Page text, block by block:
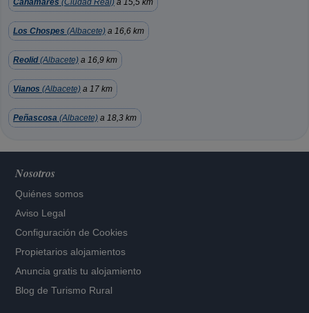
Cañamares (Ciudad Real) a 15,5 km
Los Chospes (Albacete) a 16,6 km
Reolid(Albacete) a 16,9 km
Vianos (Albacete) a 17 km
Peñascosa (Albacete) a 18,3 km
Nosotros
Quiénes somos
Aviso Legal
Configuración de Cookies
Propietarios alojamientos
Anuncia gratis tu alojamiento
Blog de Turismo Rural